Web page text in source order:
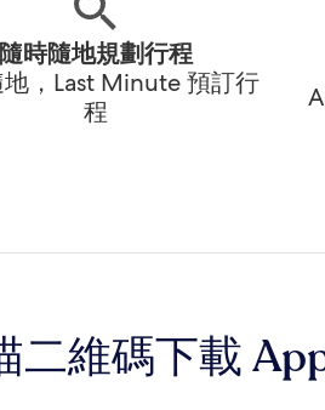
隨時隨地規劃行程
，Last Minute 預訂行
程
二維碼下載